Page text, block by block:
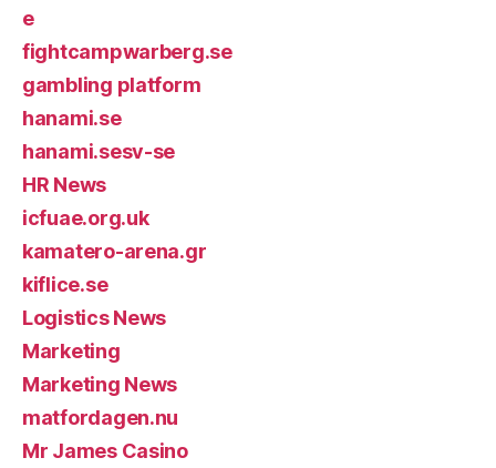
e
fightcampwarberg.se
gambling platform
hanami.se
hanami.sesv-se
HR News
icfuae.org.uk
kamatero-arena.gr
kiflice.se
Logistics News
Marketing
Marketing News
matfordagen.nu
Mr James Casino